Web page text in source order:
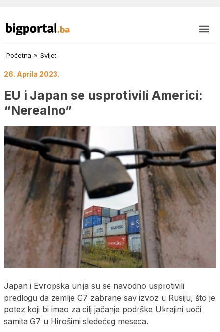
Početna » Svijet
26. Aprila 2023.
EU i Japan se usprotivili Americi:
“Nerealno”
Japan i Evropska unija su se navodno usprotivili
predlogu da zemlje G7 zabrane sav izvoz u Rusiju, što je
potez koji bi imao za cilj jačanje podrške Ukrajini uoči
samita G7 u Hirošimi sledećeg meseca.